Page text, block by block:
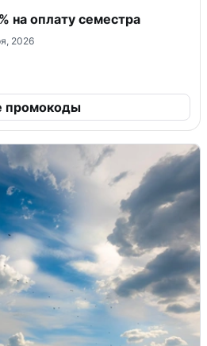
на оплату семестра
2026
промокоды